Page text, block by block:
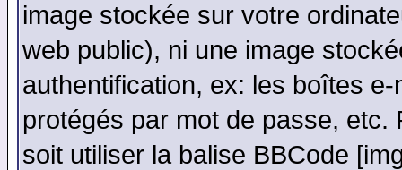
image stockée sur votre
web public), ni une image
authentification, ex: les boîtes
protégés par mot de passe,
soit utiliser la balise BBCode